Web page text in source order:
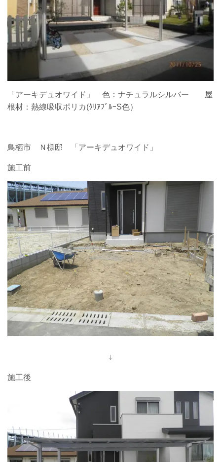
「アーキデュオワイド」 色：ナチュラルシルバー 屋
根材：熱線吸収ポリカ(ｸﾘｱﾌﾞﾙｰS色）
鳥栖市 Ｎ様邸 「アーキデュオワイド」
施工前
↓
施工後